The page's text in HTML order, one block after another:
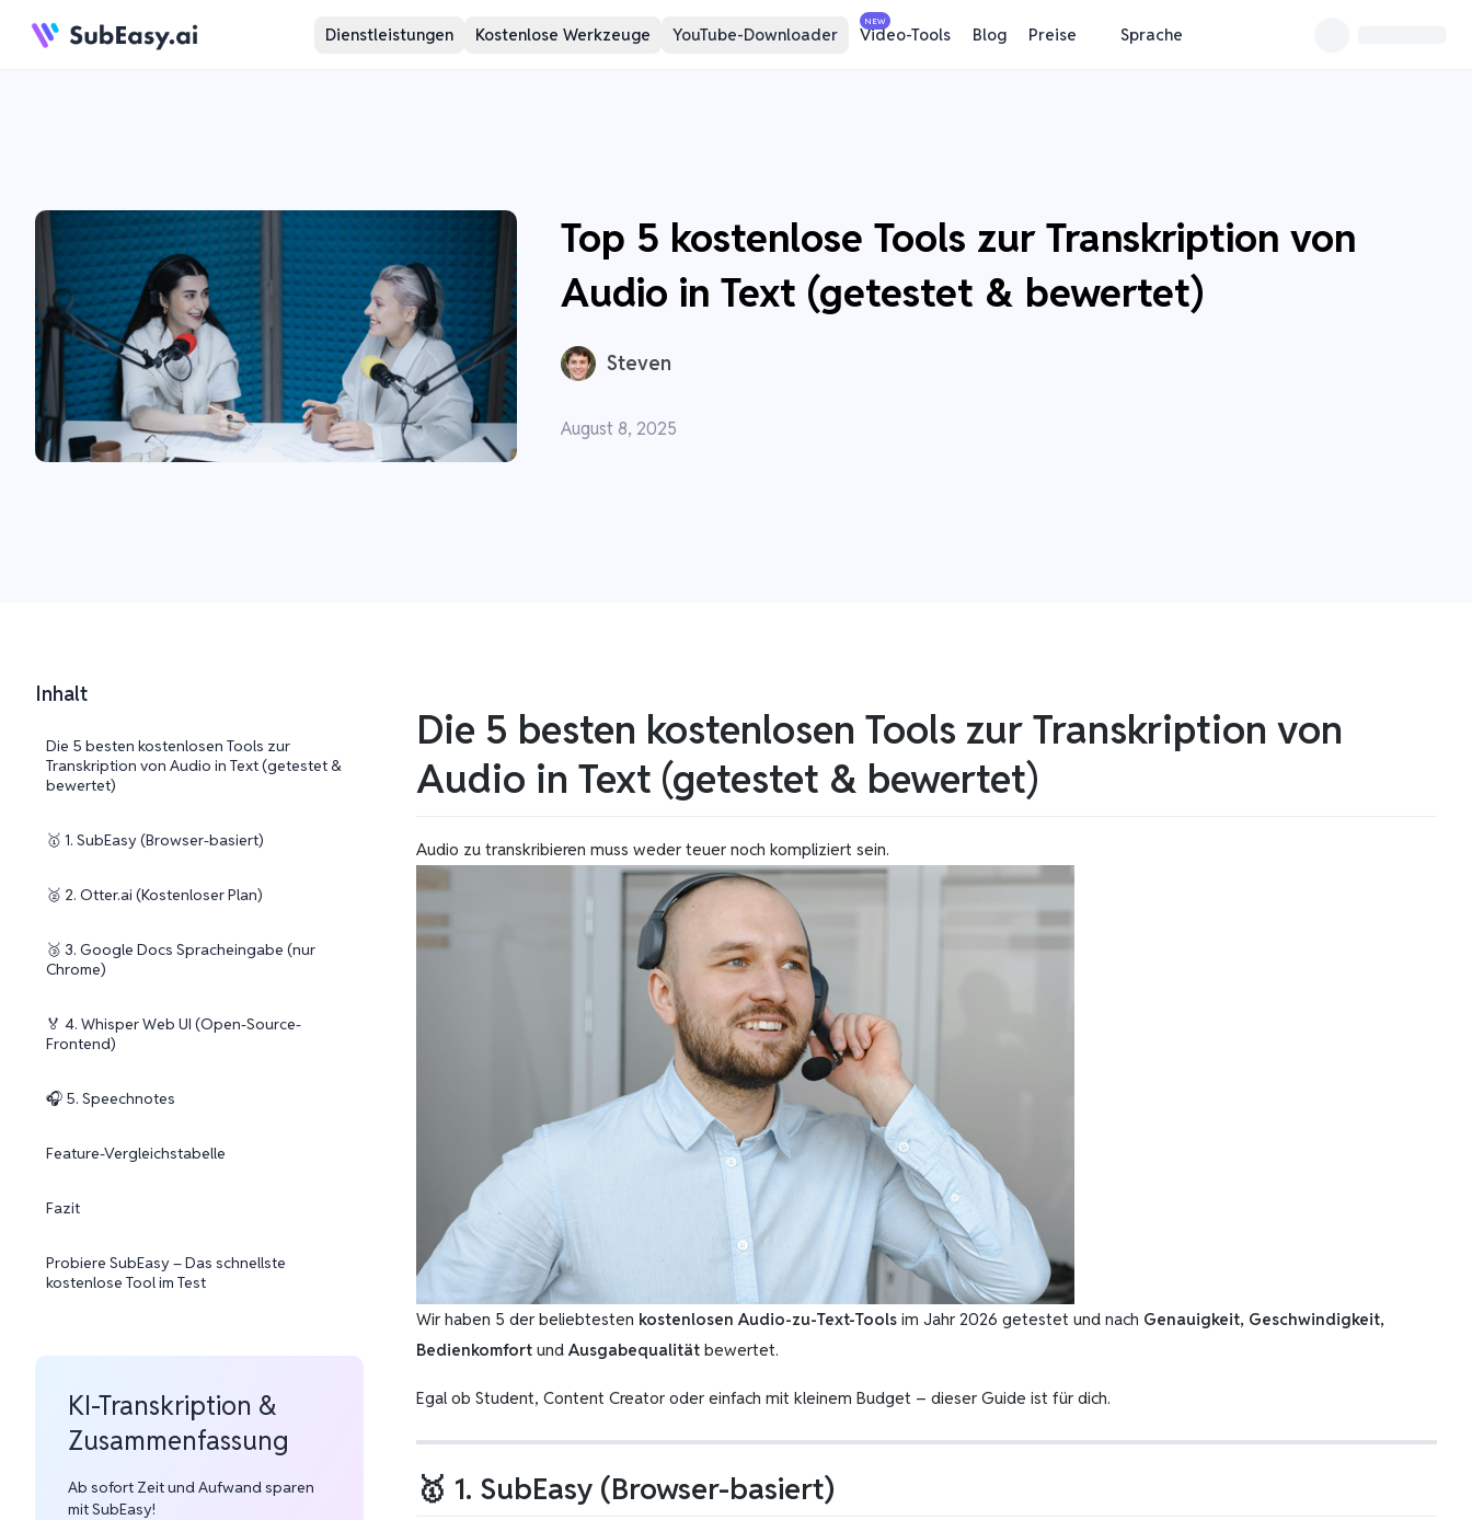
Dienstleistungen Kostenlose Werkzeuge YouTube-Downloader
NEW
Video-Tools Blog Preise Sprache
Top 5 kostenlose Tools zur Transkription von
Audio in Text (getestet & bewertet)
Steven
August 8, 2025
Inhalt
Die 5 besten kostenlosen Tools zur
Transkription von Audio in Text (getestet &
bewertet)
🥇 1. SubEasy (Browser-basiert)
🥈 2. Otter.ai (Kostenloser Plan)
🥉 3. Google Docs Spracheingabe (nur
Chrome)
🏅 4. Whisper Web UI (Open-Source-
Frontend)
🎧 5. Speechnotes
Feature-Vergleichstabelle
Fazit
Probiere SubEasy – Das schnellste
kostenlose Tool im Test
KI-Transkription &
Zusammenfassung
Ab sofort Zeit und Aufwand sparen
mit SubEasy!
Die 5 besten kostenlosen Tools zur Transkription von
Audio in Text (getestet & bewertet)
Audio zu transkribieren muss weder teuer noch kompliziert sein.
Wir haben 5 der beliebtesten kostenlosen Audio-zu-Text-Tools im Jahr 2026 getestet und nach Genauigkeit, Geschwindigkeit,
Bedienkomfort und Ausgabequalität bewertet.
Egal ob Student, Content Creator oder einfach mit kleinem Budget – dieser Guide ist für dich.
🥇 1. SubEasy (Browser-basiert)